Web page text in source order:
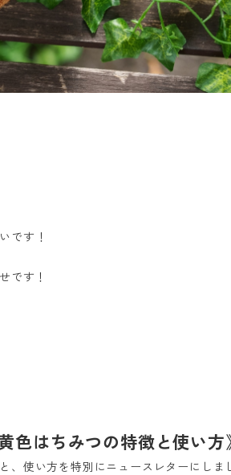
です！
です！
色はちみつの特徴と使い
使い方を特別にニュースレターにしま